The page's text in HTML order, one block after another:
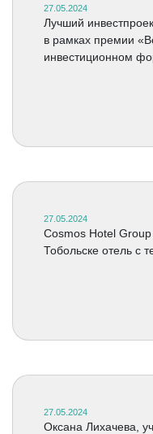
27.05.2024
Лучший
в рамках премии
инвестиционном
27.05.2024
Cosmos Hotel Group
Тобольске отель с
27.05.2024
Оксана Лихачева,